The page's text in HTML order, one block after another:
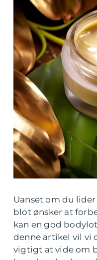
Uanset om du
blot ønsker at
kan en god
denne artikel vil vi
vigtigt at vide om